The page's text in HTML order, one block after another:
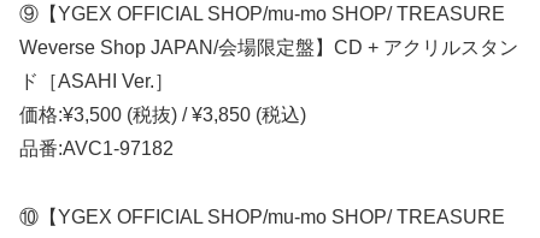
⑨【YGEX OFFICIAL SHOP/mu-mo SHOP/ TREASURE
Weverse Shop JAPAN/会場限定盤】CD + アクリルスタン
ド［ASAHI Ver.］
価格:¥3,500 (税抜) / ¥3,850 (税込)
品番:AVC1-97182
⑩【YGEX OFFICIAL SHOP/mu-mo SHOP/ TREASURE